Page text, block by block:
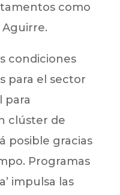
como
condiciones
para el sector
para
clúster de
posible gracias
Programas
impulsa las